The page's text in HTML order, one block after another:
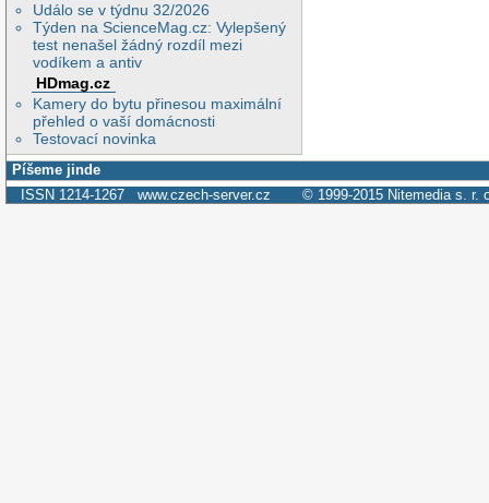
Událo se v týdnu 32/2026
Týden na ScienceMag.cz: Vylepšený
test nenašel žádný rozdíl mezi
vodíkem a antiv
HDmag.cz
Kamery do bytu přinesou maximální
přehled o vaší domácnosti
Testovací novinka
Píšeme jinde
ISSN 1214-1267 www.czech-server.cz © 1999-2015 Nitemedia s. r.